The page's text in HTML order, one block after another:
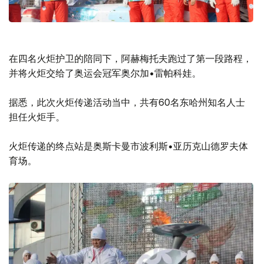
在四名火炬护卫的陪同下，阿赫梅托夫跑过了第一段路程，
并将火炬交给了奥运会冠军奥尔加•雷帕科娃。
据悉，此次火炬传递活动当中，共有60名东哈州知名人士
担任火炬手。
火炬传递的终点站是奥斯卡曼市波利斯•亚历克山德罗夫体
育场。